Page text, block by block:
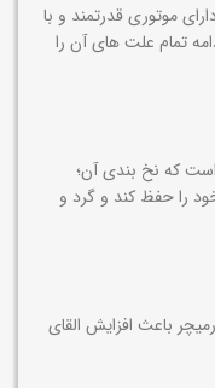
فرز دسته بلند 1000 وات آروا کد 5591 دارای موتوری قدرتمند و با
تمام علت های آن را
که نخ بندی آن؛
را حفظ کند و گرد و
باعث افزایش القای